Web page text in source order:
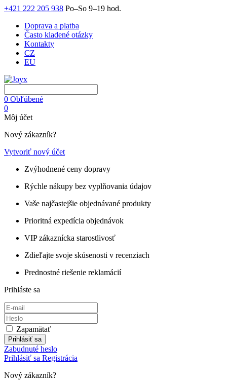
+421 222 205 938 Po–So 9–19 hod.
Doprava a platba
Často kladené otázky
Kontakty
CZ
EU
0 Obľúbené
0
Môj účet
Nový zákazník?
Vytvoriť nový účet
Zvýhodnené ceny dopravy
Rýchle nákupy bez vyplňovania údajov
Vaše najčastejšie objednávané produkty
Prioritná expedícia objednávok
VIP zákaznícka starostlivosť
Zdieľajte svoje skúsenosti v recenziach
Prednostné riešenie reklamácií
Prihláste sa
Zapamätať
Prihlásiť sa
Zabudnuté heslo
Prihlásiť sa Registrácia
Nový zákazník?